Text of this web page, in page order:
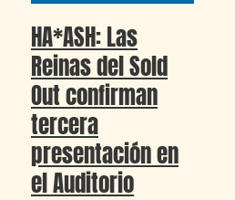
HA*ASH: Las
Reinas del Sold
Out confirman
tercera
presentación en
el Auditorio